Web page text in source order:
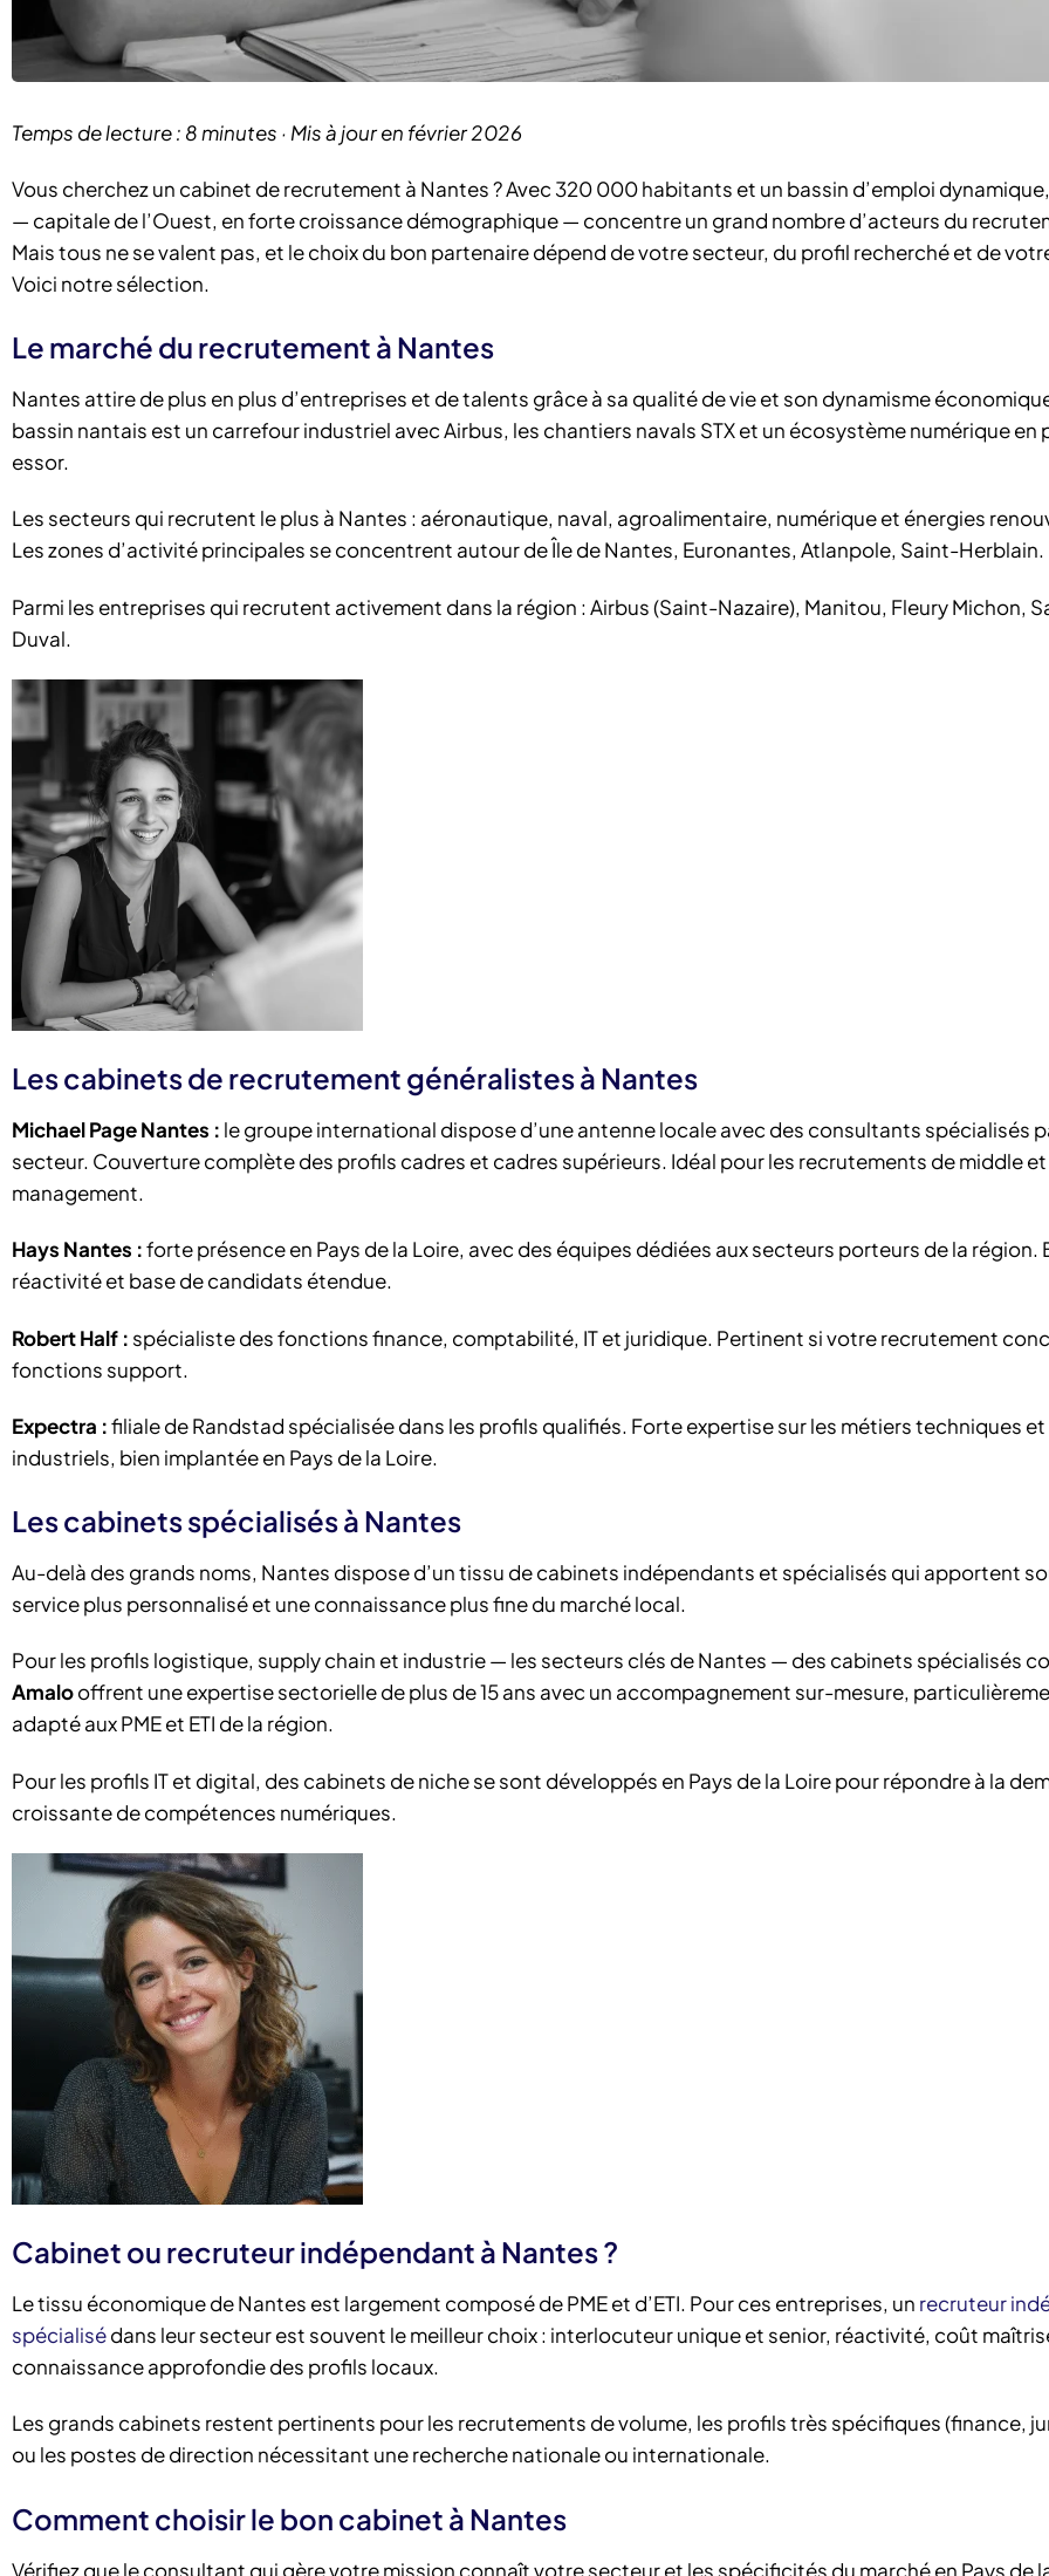
Temps de lecture : 8 minutes · Mis à jour en février 2026
Vous cherchez un cabinet de recrutement à Nantes ? Avec 320 000 habitants et un bassin d’emploi
— capitale de l’Ouest, en forte croissance démographique — concentre un grand nombre d’acteurs du
Mais tous ne se valent pas, et le choix du bon partenaire dépend de votre secteur, du profil recherché et de
Voici notre sélection.
Le marché du recrutement à Nantes
Nantes attire de plus en plus d’entreprises et de talents grâce à sa qualité de vie et son dynamisme
bassin nantais est un carrefour industriel avec Airbus, les chantiers navals STX et un écosystème numérique en
essor.
Les secteurs qui recrutent le plus à Nantes : aéronautique, naval, agroalimentaire, numérique et énergies
Les zones d’activité principales se concentrent autour de Île de Nantes, Euronantes, Atlanpole, Saint-Herblain.
Parmi les entreprises qui recrutent activement dans la région : Airbus (Saint-Nazaire), Manitou, Fleury Michon,
Duval.
Les cabinets de recrutement généralistes à Nantes
Michael Page Nantes : le groupe international dispose d’une antenne locale avec des consultants spécialisés
secteur. Couverture complète des profils cadres et cadres supérieurs. Idéal pour les recrutements de middle
management.
Hays Nantes :forte présence en Pays de la Loire, avec des équipes dédiées aux secteurs porteurs de la région.
réactivité et base de candidats étendue.
Robert Half : spécialiste des fonctions finance, comptabilité, IT et juridique. Pertinent si votre recrutement
fonctions support.
Expectra :filiale de Randstad spécialisée dans les profils qualifiés. Forte expertise sur les métiers techniques et
industriels, bien implantée en Pays de la Loire.
Les cabinets spécialisés à Nantes
Au-delà des grands noms, Nantes dispose d’un tissu de cabinets indépendants et spécialisés qui apportent
service plus personnalisé et une connaissance plus fine du marché local.
Pour les profils logistique, supply chain et industrie — les secteurs clés de Nantes — des cabinets spécialisés
Amalooffrent une expertise sectorielle de plus de 15 ans avec un accompagnement sur-mesure,
adapté aux PME et ETI de la région.
Pour les profils IT et digital, des cabinets de niche se sont développés en Pays de la Loire pour répondre à la
croissante de compétences numériques.
Cabinet ou recruteur indépendant à Nantes ?
Le tissu économique de Nantes est largement composé de PME et d’ETI. Pour ces entreprises, un recruteur
spécialisédans leur secteur est souvent le meilleur choix : interlocuteur unique et senior, réactivité, coût
connaissance approfondie des profils locaux.
Les grands cabinets restent pertinents pour les recrutements de volume, les profils très spécifiques (finance,
ou les postes de direction nécessitant une recherche nationale ou internationale.
Comment choisir le bon cabinet à Nantes
Vérifiez que le consultant qui gère votre mission connaît votre secteur et les spécificités du marché en Pays de